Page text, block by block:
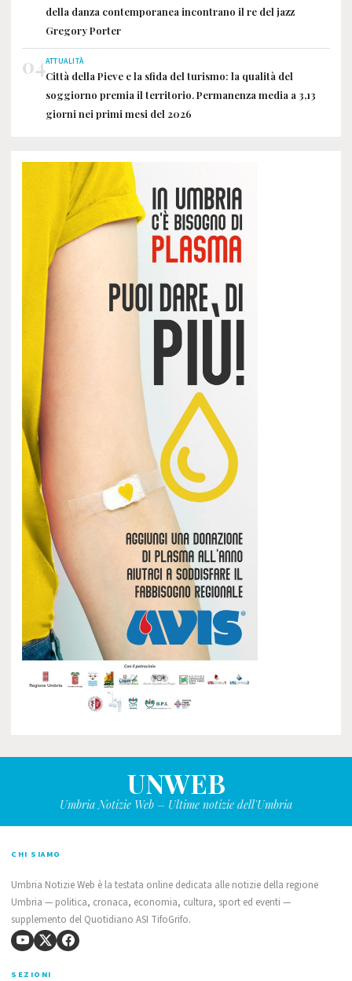
della danza contemporanea incontrano il re del jazz
Gregory Porter
04ATTUALITÀ
Città della Pieve e la sfida del turismo: la qualità del
soggiorno premia il territorio. Permanenza media a 3,13
giorni nei primi mesi del 2026
UNWEB
Umbria Notizie Web – Ultime notizie dell'Umbria
CHI SIAMO
Umbria Notizie Web è la testata online dedicata alle notizie della regione
Umbria — politica, cronaca, economia, cultura, sport ed eventi —
supplemento del Quotidiano ASI TifoGrifo.
SEZIONI